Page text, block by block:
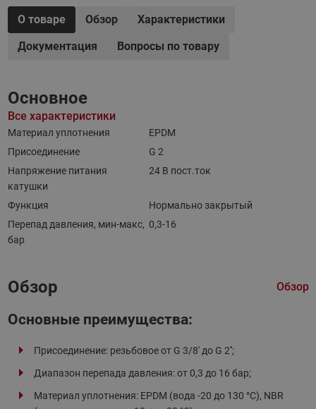
О товаре Обзор
Характеристики
Документация
Вопросы по товару
Основное
Все характеристики
Материал уплотнения
EPDM
Присоединение
G 2
Напряжение питания
катушки
24 В пост.ток
Функция
Нормально закрытый
Перепад давления, мин-макс,
бар
0,3-16
Обзор Обзор
Основные преимущества:
Присоединение: резьбовое от G 3/8' до G 2'';
Диапазон перепада давления: от 0,3 до 16 бар;
Материал уплотнения: EPDM (вода -20 до 130 °C), NBR